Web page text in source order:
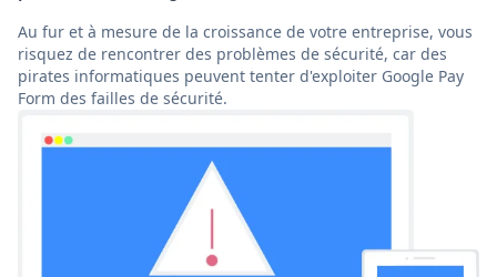
Au fur et à mesure de la croissance de votre entreprise, vous
risquez de rencontrer des problèmes de sécurité, car des
pirates informatiques peuvent tenter d'exploiter Google Pay
Form des failles de sécurité.